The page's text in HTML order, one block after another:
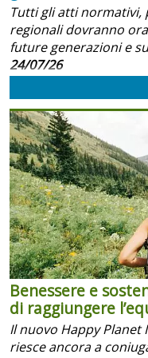
Tutti gli atti
regionali dovranno
future generazioni e
24/07/26
Benessere e
di raggiungere
Il nuovo Happy Planet
riesce ancora a